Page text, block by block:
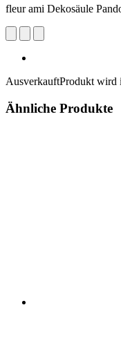
fleur ami Dekosäule
AusverkauftProdukt wird
Ähnliche Produkte